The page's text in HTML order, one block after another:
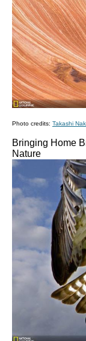
Photo credits: Takashi
Bringing Home
Nature